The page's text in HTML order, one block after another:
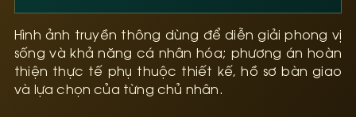
Hình ảnh truyền thông dùng để diễn giải phong vị
sống và khả năng cá nhân hóa; phương án hoàn
thiện thực tế phụ thuộc thiết kế, hồ sơ bàn giao
và lựa chọn của từng chủ nhân.